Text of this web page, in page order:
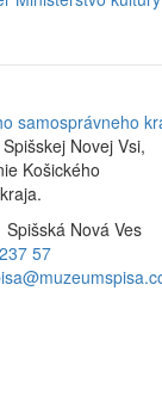
Novej Vsi,
Košického
Nová Ves
57